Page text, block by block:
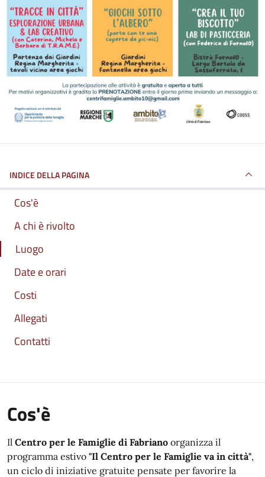
INDICE DELLA PAGINA
Cos'è
A chi è rivolto
Luogo
Date e orari
Costi
Allegati
Contatti
Cos'è
Il Centro per le Famiglie di Fabriano organizza il
programma estivo "Il Centro per le Famiglie va in città",
un ciclo di iniziative gratuite pensate per favorire la